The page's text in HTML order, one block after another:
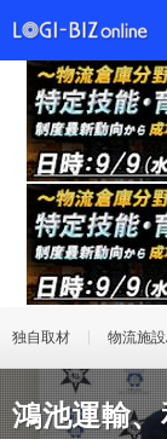
独自取材 物流施
鴻池運輸